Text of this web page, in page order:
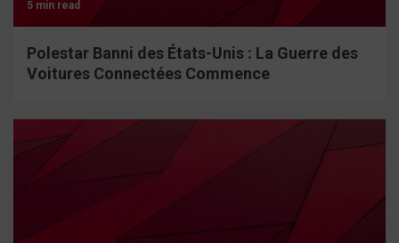
5 min read
Polestar Banni des États-Unis : La Guerre des
Voitures Connectées Commence